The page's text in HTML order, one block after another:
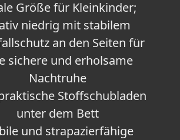
Größe für Kleinkinder;
niedrig mit stabilem
an den Seiten für
sichere und erholsame
Nachtruhe
Stoffschubladen
unter dem Bett
und strapazierfähige